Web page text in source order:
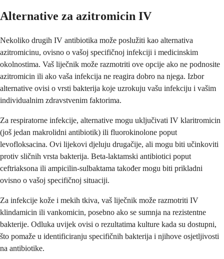
Alternative za azitromicin IV
Nekoliko drugih IV antibiotika može poslužiti kao alternativa
azitromicinu, ovisno o vašoj specifičnoj infekciji i medicinskim
okolnostima. Vaš liječnik može razmotriti ove opcije ako ne podnosite
azitromicin ili ako vaša infekcija ne reagira dobro na njega. Izbor
alternative ovisi o vrsti bakterija koje uzrokuju vašu infekciju i vašim
individualnim zdravstvenim faktorima.
Za respiratorne infekcije, alternative mogu uključivati IV klaritromicin
(još jedan makrolidni antibiotik) ili fluorokinolone poput
levofloksacina. Ovi lijekovi djeluju drugačije, ali mogu biti učinkoviti
protiv sličnih vrsta bakterija. Beta-laktamski antibiotici poput
ceftriaksona ili ampicilin-sulbaktama također mogu biti prikladni
ovisno o vašoj specifičnoj situaciji.
Za infekcije kože i mekih tkiva, vaš liječnik može razmotriti IV
klindamicin ili vankomicin, posebno ako se sumnja na rezistentne
bakterije. Odluka uvijek ovisi o rezultatima kulture kada su dostupni,
što pomaže u identificiranju specifičnih bakterija i njihove osjetljivosti
na antibiotike.